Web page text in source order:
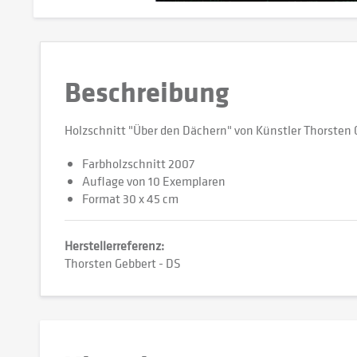
Beschreibung
Holzschnitt "Über den Dächern" von Künstler Thorsten
Farbholzschnitt 2007
Auflage von 10 Exemplaren
Format 30 x 45 cm
Herstellerreferenz:
Thorsten Gebbert - DS